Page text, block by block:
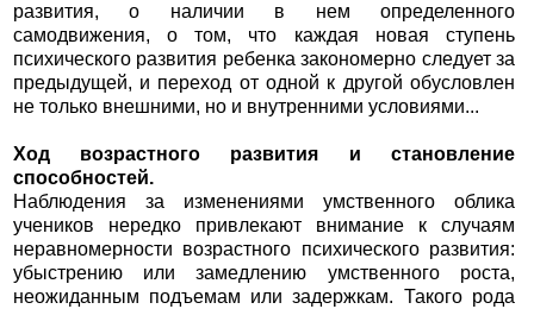
развития, о наличии в нем определенного
самодвижения, о том, что каждая новая ступень
психического развития ребенка закономерно следует за
предыдущей, и переход от одной к другой обусловлен
не только внешними, но и внутренними условиями...
Ход возрастного развития и становление
способностей.
Наблюдения за изменениями умственного облика
учеников нередко привлекают внимание к случаям
неравномерности возрастного психического развития:
убыстрению или замедлению умственного роста,
неожиданным подъемам или задержкам. Такого рода